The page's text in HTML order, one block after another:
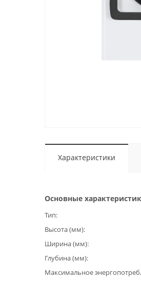
Характеристики
Основные
Тип
Высота (мм)
Ширина (мм)
Глубина (мм)
Максимальное